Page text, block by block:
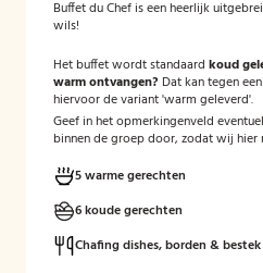
Buffet du Chef is een heerlijk
wils!
Het buffet wordt standaard koud
warm ontvangen? Dat kan tegen een
hiervoor de variant 'warm geleverd'.
Geef in het opmerkingenveld
binnen de groep door, zodat wij hier
5 warme gerechten
6 koude gerechten
Chafing dishes, borden & bestek